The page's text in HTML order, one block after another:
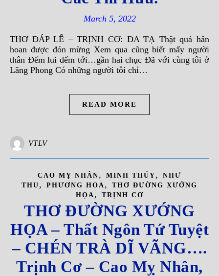
March 5, 2022
THƠ ĐÁP LỄ – TRỊNH CƠ: ĐA TẠ Thật quá hân
hoan được đón mừng Xem qua cũng biết mấy người
thân Đếm lui đếm tới…gần hai chục Đã với cùng tôi ở
Lãng Phong Có những người tôi chỉ…
READ MORE
VTLV
CAO MỴ NHÂN , MINH THÚY ,
NHƯ
THU , PHƯƠNG HOA ,
THƠ ĐƯỜNG XƯỚNG
HỌA , TRỊNH CƠ
THƠ ĐƯỜNG XƯỚNG
HỌA – Thất Ngôn Tứ Tuyệt
– CHÉN TRÀ DĨ VÃNG….
Trịnh Cơ – Cao Mỵ Nhân,